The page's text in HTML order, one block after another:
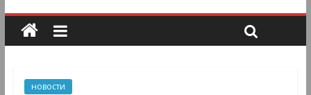
новости